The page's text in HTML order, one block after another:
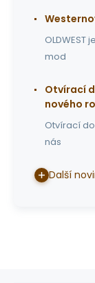
mod
Otvírací
nového
Otvírací
nás
Další